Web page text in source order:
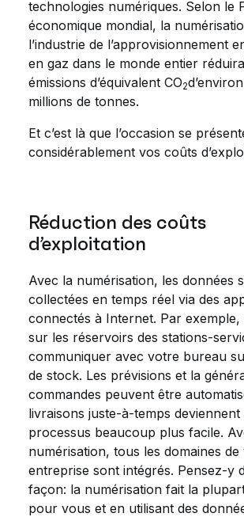
technologies numériques. Selon le
économique mondial, la
l’industrie de l’approvisionnement
en gaz dans le monde entier
émissions d’équivalent CO2
millions de tonnes.
Et c’est là que l’occasion se
considérablement vos coûts
Réduction des coûts
d’exploitation
Avec la numérisation, les données
collectées en temps réel via des
connectés à Internet. Par exemple,
sur les réservoirs des stations-
communiquer avec votre bureau
de stock. Les prévisions et la
commandes peuvent être
livraisons juste-à-temps deviennent
processus beaucoup plus facile.
numérisation, tous les domaines de
entreprise sont intégrés. Pensez-y
façon: la numérisation fait la
pour vous et en utilisant des